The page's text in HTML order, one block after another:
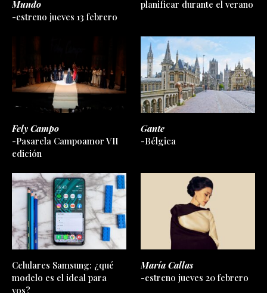
Mundo
-estreno jueves 13 febrero
planificar durante el verano
Fely Campo
-Pasarela Campoamor VII
edición
Gante
-Bélgica
Celulares Samsung: ¿qué
modelo es el ideal para
vos?
María Callas
-estreno jueves 20 febrero